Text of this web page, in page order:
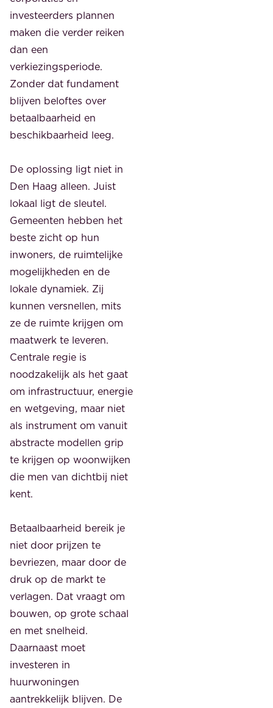
investeerders plannen
maken die verder reiken
dan een
verkiezingsperiode.
Zonder dat fundament
blijven beloftes over
betaalbaarheid en
beschikbaarheid leeg.
De oplossing ligt niet in
Den Haag alleen. Juist
lokaal ligt de sleutel.
Gemeenten hebben het
beste zicht op hun
inwoners, de ruimtelijke
mogelijkheden en de
lokale dynamiek. Zij
kunnen versnellen, mits
ze de ruimte krijgen om
maatwerk te leveren.
Centrale regie is
noodzakelijk als het gaat
om infrastructuur, energie
en wetgeving, maar niet
als instrument om vanuit
abstracte modellen grip
te krijgen op woonwijken
die men van dichtbij niet
kent.
Betaalbaarheid bereik je
niet door prijzen te
bevriezen, maar door de
druk op de markt te
verlagen. Dat vraagt om
bouwen, op grote schaal
en met snelheid.
Daarnaast moet
investeren in
huurwoningen
aantrekkelijk blijven. De